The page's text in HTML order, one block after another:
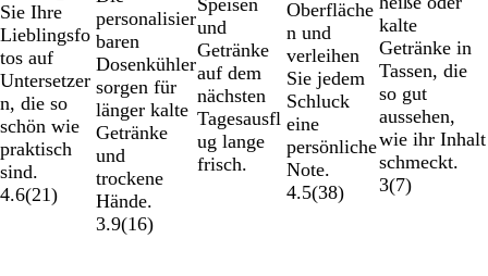
Sie Ihre
Lieblingsfo
tos auf
Untersetzer
n, die so
schön wie
praktisch
sind.
4.6(21)
personalisier
baren
Dosenkühler
sorgen für
länger kalte
Getränke
und
trockene
Hände.
3.9(16)
a
r
z
Speisen
und
Getränke
auf dem
nächsten
Tagesausfl
ug lange
frisch.
Oberfläche
n und
verleihen
Sie jedem
Schluck
eine
persönliche
Note.
4.5(38)
kalte
Getränke in
Tassen, die
so gut
aussehen,
wie ihr Inhalt
schmeckt.
3(7)